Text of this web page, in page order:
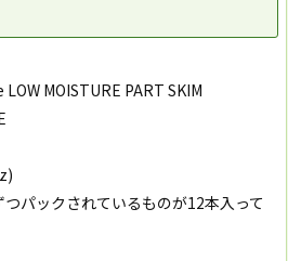
MOISTURE PART SKIM
パックされているものが12本入って